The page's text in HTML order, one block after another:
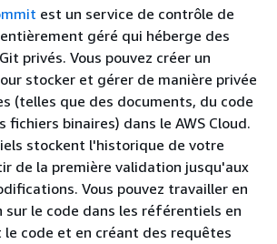
est un service de contrôle de
géré qui héberge des
privés. Vous pouvez créer un
stocker et gérer de manière privée
(telles que des documents, du code
fichiers binaires) dans le AWS Cloud.
stockent l'historique de votre
de la première validation jusqu'aux
Vous pouvez travailler en
sur le code dans les référentiels en
code et en créant des requêtes